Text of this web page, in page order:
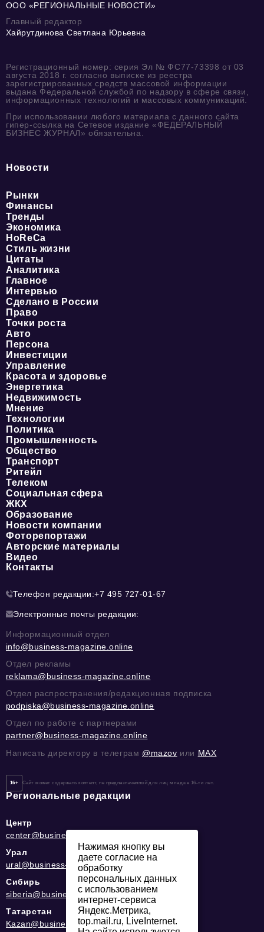
ООО «РЕГИОНАЛЬНЫЕ НОВОСТИ»
Главный редактор
Хайрутдинова Светлана Юрьевна
Регистрационный номер: серия Эл № ФС77-73398 от 03
августа 2018 г. согласно выписке из реестра
зарегистрированных средств массовой информации
выдана Федеральной службой по надзору в сфере связи,
информационных технологий и массовых коммуникаций.
При использовании любого материала с данного сайта
гипер-ссылка на Сетевое издание «ФЕДЕРАЛЬНЫЙ
БИЗНЕС ЖУРНАЛ» обязательна.
Новости
Рынки
Финансы
Тренды
Экономика
HoReCa
Стиль жизни
Цитаты
Аналитика
Главное
Интервью
Сделано в России
Право
Точки роста
Авто
Персона
Инвестиции
Управление
Красота и здоровье
Энергетика
Недвижимость
Мнение
Технологии
Политика
Промышленность
Общество
Транспорт
Ритейл
Телеком
Социальная сфера
ЖКХ
Образование
Новости компании
Фоторепортажи
Авторские материалы
Видео
Контакты
Телефон редакции:+7 495 727-01-67
Электронные почты редакции:
Информационный отдел
info@business-magazine.online
Отдел рекламы
reklama@business-magazine.online
Отдел распространения/редакционная подписка
podpiska@business-magazine.online
Отдел по работе с партнерами
partner@business-magazine.online
Написать директору в телеграм @mazov или MAX
16+ Сайт может содержать контент, не предназначенный для лиц младше 16-ти лет.
Региональные редакции
Центр
center@business-magazine.online
Урал
ural@business-magazine.online
Сибирь
siberia@business-magazine.online
Татарстан
Kazan@business-magazine.online
Нажимая кнопку вы
даете согласие на
обработку
персональных данных
с использованием
интернет-сервиса
Яндекс.Метрика,
top.mail.ru, LiveInternet.